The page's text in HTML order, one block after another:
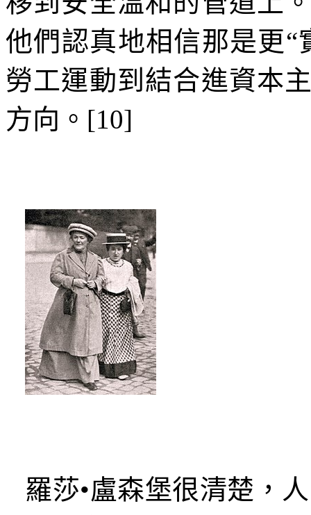
他們認真地相信那是更“
勞工運動到結合進資本
方向。 [10]
羅莎•盧森堡很清楚，